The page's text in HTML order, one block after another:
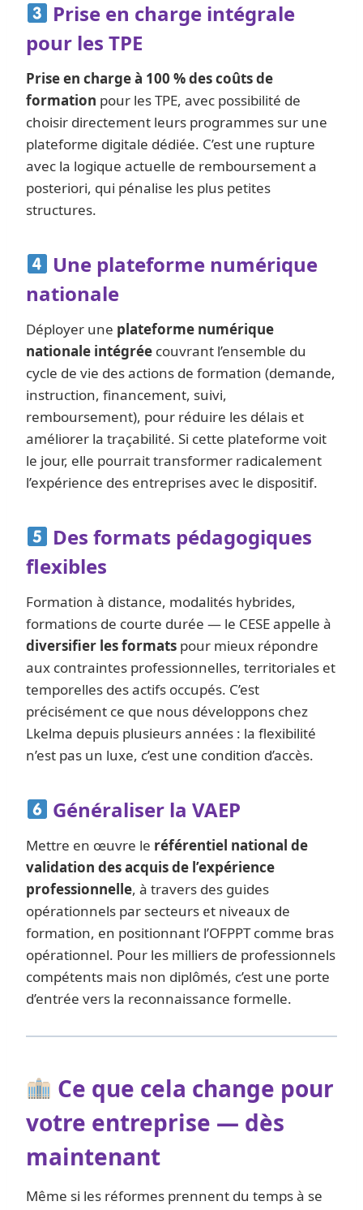
Prise en charge intégrale
pour les TPE
Prise en charge à 100 % des coûts de
formation pour les TPE, avec possibilité de
choisir directement leurs programmes sur une
plateforme digitale dédiée. C’est une rupture
avec la logique actuelle de remboursement a
posteriori, qui pénalise les plus petites
structures.
Une plateforme numérique
nationale
Déployer une plateforme numérique
nationale intégrée couvrant l’ensemble du
cycle de vie des actions de formation (demande,
instruction, financement, suivi,
remboursement), pour réduire les délais et
améliorer la traçabilité. Si cette plateforme voit
le jour, elle pourrait transformer radicalement
l’expérience des entreprises avec le dispositif.
Des formats pédagogiques
flexibles
Formation à distance, modalités hybrides,
formations de courte durée — le CESE appelle à
diversifier les formats pour mieux répondre
aux contraintes professionnelles, territoriales et
temporelles des actifs occupés. C’est
précisément ce que nous développons chez
Lkelma depuis plusieurs années : la flexibilité
n’est pas un luxe, c’est une condition d’accès.
Généraliser la VAEP
Mettre en œuvre le référentiel national de
validation des acquis de l’expérience
professionnelle, à travers des guides
opérationnels par secteurs et niveaux de
formation, en positionnant l’OFPPT comme bras
opérationnel. Pour les milliers de professionnels
compétents mais non diplômés, c’est une porte
d’entrée vers la reconnaissance formelle.
Ce que cela change pour
votre entreprise — dès
maintenant
Même si les réformes prennent du temps à se